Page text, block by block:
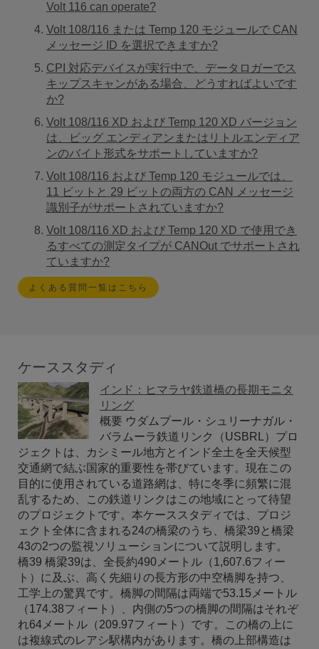
Volt 116 can operate?
Volt 108/116 または Temp 120 モジュールで CAN
メッセージ ID を選択できますか?
CPI 対応デバイスが実行中で、データロガーでス
キップスキャンがある場合、どうすればよいです
か?
Volt 108/116 XD および Temp 120 XD バージョン
は、ビッグ エンディアンまたはリトルエンディア
ンのバイト形式をサポートしていますか?
Volt 108/116 および Temp 120 モジュールでは、
11 ビットと 29 ビットの両方の CAN メッセージ
識別子がサポートされていますか?
Volt 108/116 XD および Temp 120 XD で使用でき
るすべての測定タイプが CANOut でサポートされ
ていますか?
よくある質問一覧はこちら
ケーススタディ
インド：ヒマラヤ鉄道橋の長期モニタ
リング
概要 ウダムプール・シュリーナガル・
バラムーラ鉄道リンク（USBRL）プロ
ジェクトは、カシミール地方とインド全土を全天候型
交通網で結ぶ国家的重要性を帯びています。現在この
目的に使用されている道路網は、特に冬季に頻繁に混
乱するため、この鉄道リンクはこの地域にとって待望
のプロジェクトです。本ケーススタディでは、プロジ
ェクト全体に含まれる24の橋梁のうち、橋梁39と橋梁
43の2つの監視ソリューションについて説明します。
橋39 橋梁39は、全長約490メートル（1,607.6フィー
ト）に及ぶ、高く先細りの長方形の中空橋脚を持つ、
工学上の驚異です。橋脚の間隔は両端で53.15メートル
（174.38フィート）、内側の5つの橋脚の間隔はそれぞ
れ64メートル（209.97フィート）です。この橋の上に
は複線式のレアシ駅構内があります。橋の上部構造は